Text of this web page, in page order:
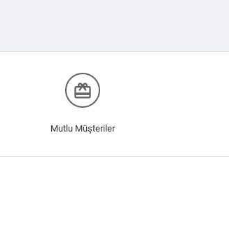
redeem
Mutlu Müşteriler